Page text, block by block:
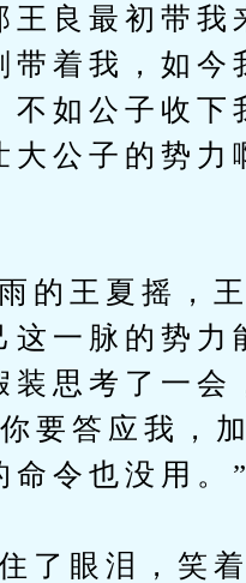
良最初带我
着我，如今
如公子收下
公子的势力
王夏摇，王
一脉的势力
思考了一会
要答应我，
命令也没用。”
眼泪，笑着